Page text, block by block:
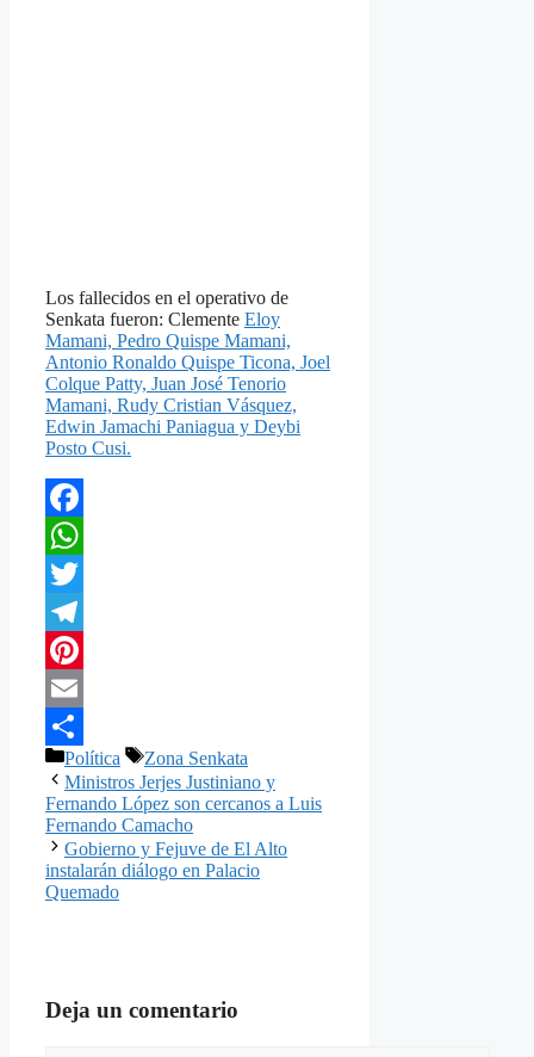
Los fallecidos en el operativo de
Senkata fueron: Clemente Eloy
Mamani, Pedro Quispe Mamani,
Antonio Ronaldo Quispe Ticona, Joel
Colque Patty, Juan José Tenorio
Mamani, Rudy Cristian Vásquez,
Edwin Jamachi Paniagua y Deybi
Posto Cusi.
Facebook
WhatsApp
Twitter
Telegram
Pinterest
Email
Compartir
Categorías
Política Etiquetas
Zona Senkata
Ministros Jerjes Justiniano y
Fernando López son cercanos a Luis
Fernando Camacho
Gobierno y Fejuve de El Alto
instalarán diálogo en Palacio
Quemado
Deja un comentario